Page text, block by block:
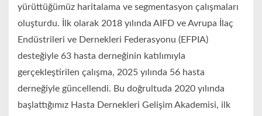
yürüttüğümüz haritalama ve segmentasyon çalışmaları
oluşturdu. İlk olarak 2018 yılında AIFD ve Avrupa İlaç
Endüstrileri ve Dernekleri Federasyonu (EFPIA)
desteğiyle 63 hasta derneğinin katılımıyla
gerçekleştirilen çalışma, 2025 yılında 56 hasta
derneğiyle güncellendi. Bu doğrultuda 2020 yılında
başlattığımız Hasta Dernekleri Gelişim Akademisi, ilk